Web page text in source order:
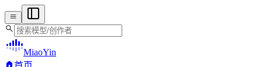
menu
search
MiaoYin
home